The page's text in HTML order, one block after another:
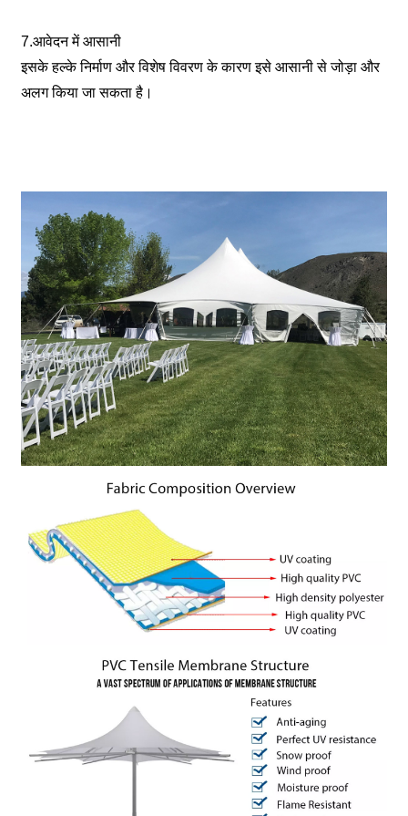
7.आवेदन में आसानी
इसके हल्के निर्माण और विशेष विवरण के कारण इसे आसानी से जोड़ा और
अलग किया जा सकता है।